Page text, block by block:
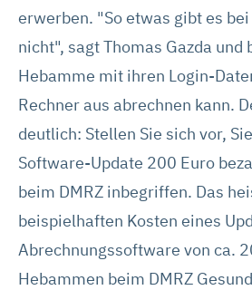
erwerben. "So etwas gibt es
nicht", sagt Thomas Gazda und
Hebamme mit ihren Login-
Rechner aus abrechnen kann.
deutlich: Stellen Sie sich vor,
Software-Update 200 Euro
beim DMRZ inbegriffen. Das
beispielhaften Kosten eines
Abrechnungssoftware von ca.
Hebammen beim DMRZ